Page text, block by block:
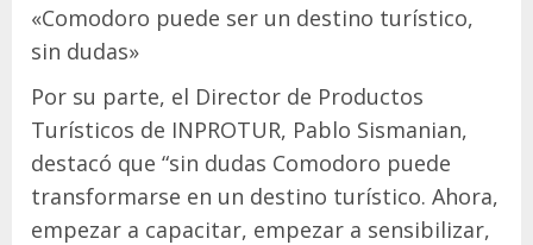
«Comodoro puede ser un destino turístico,
sin dudas»
Por su parte, el Director de Productos
Turísticos de INPROTUR, Pablo Sismanian,
destacó que “sin dudas Comodoro puede
transformarse en un destino turístico. Ahora,
empezar a capacitar, empezar a sensibilizar,